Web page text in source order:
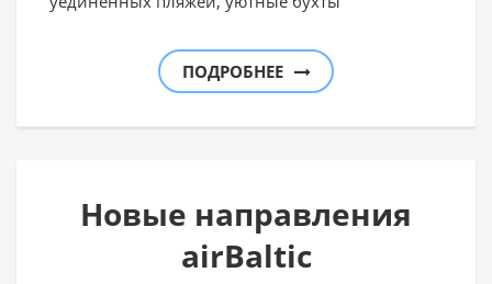
ПОДРОБНЕЕ
Новые направления
airBaltic